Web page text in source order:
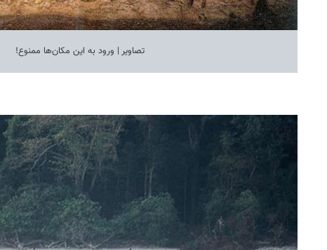
تصاویر | ورود به این مکان‌ها ممنوع!